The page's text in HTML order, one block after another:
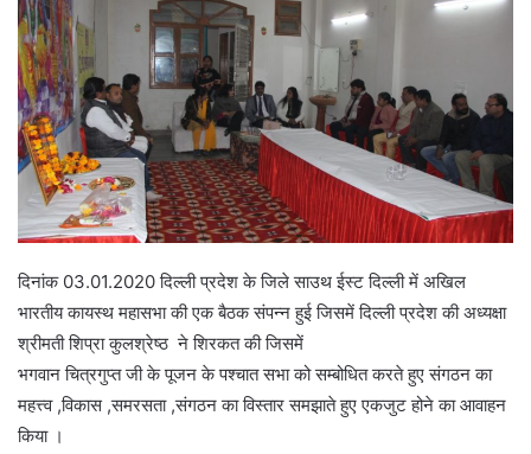
दिनांक 03.01.2020 दिल्ली प्रदेश के जिले साउथ ईस्ट दिल्ली में अखिल
भारतीय कायस्थ महासभा की एक बैठक संपन्न हुई जिसमें दिल्ली प्रदेश की अध्यक्षा
श्रीमती शिप्रा कुलश्रेष्ठ ने शिरकत की जिसमें
भगवान चित्रगुप्त जी के पूजन के पश्चात सभा को सम्बोधित करते हुए संगठन का
महत्त्व ,विकास ,समरसता ,संगठन का विस्तार समझाते हुए एकजुट होने का आवाहन
किया ।